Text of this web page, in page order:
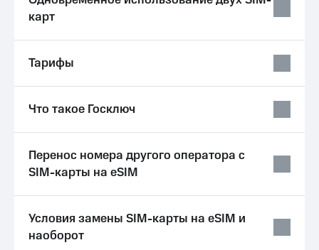
интернет
Домашнее
ТВ
Спутниковое
Домашний
Перейти
со своим
номером
Подписка
на гигабайты
интернета,
фильмы,
музыка
и многое
Семейная
группа
Скидка
общие
подписки
карт
Тарифы
Что такое Госключ
Перенос номера другого оператора с
SIM-карты на eSIM
Условия замены SIM-карты на eSIM и
наоборот